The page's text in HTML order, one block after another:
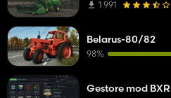
1 991
Belarus-80/82
98%
Gestore mod BXR